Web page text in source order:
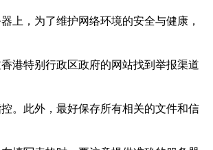
上，为了维护网络环境的安全与健康，
港特别行政区政府的网站找到举报渠道
。此外，最好保存所有相关的文件和信